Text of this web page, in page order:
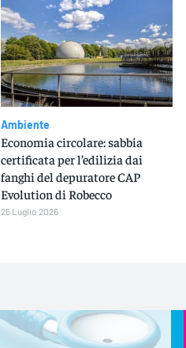
Ambiente
Economia circolare: sabbia
certificata per l’edilizia dai
fanghi del depuratore CAP
Evolution di Robecco
25 Luglio 2026